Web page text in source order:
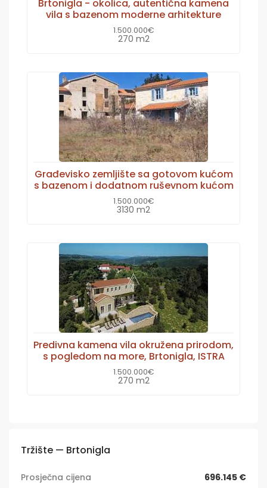
Brtonigla - okolica, autentična kamena
vila s bazenom moderne arhitekture
1.500.000€
270 m2
Građevisko zemljište sa gotovom kućom
s bazenom i dodatnom ruševnom kućom
1.500.000€
3130 m2
Predivna kamena vila okružena prirodom,
s pogledom na more, Brtonigla, ISTRA
1.500.000€
270 m2
Tržište — Brtonigla
Prosječna cijena
696.145 €